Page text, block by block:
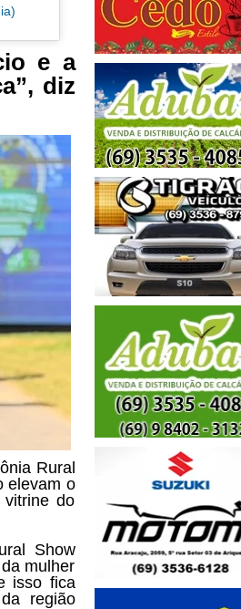
e a
diz
Rural
elevam o
do
Show
mulher
isso fica
região